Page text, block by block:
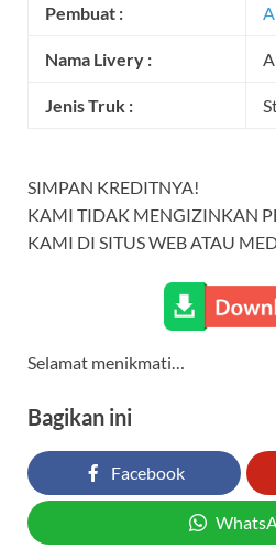
Pembuat :
Nama Livery :
Jenis Truk :
SIMPAN KREDITNYA!
KAMI TIDAK MENGIZINKAN
KAMI DI SITUS WEB ATAU
Selamat menikmati…
Bagikan ini
Facebook